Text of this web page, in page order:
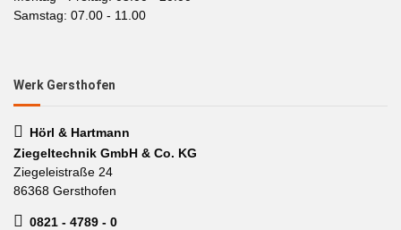
Samstag: 07.00 - 11.00
Werk Gersthofen
Hörl & Hartmann
Ziegeltechnik GmbH & Co. KG
Ziegeleistraße 24
86368 Gersthofen
0821 - 4789 - 0